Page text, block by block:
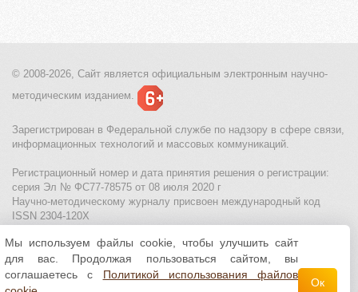
© 2008-2026, Сайт является официальным электронным научно-
методическим изданием.
Зарегистрирован в Федеральной службе по надзору в сфере связи,
информационных технологий и массовых коммуникаций.
Регистрационный номер и дата принятия решения о регистрации:
серия Эл № ФС77-78575 от 08 июля 2020 г
Научно-методическому журналу присвоен международный код
ISSN 2304-120X
МЦИТО|Школьные олимпиады и онлайн конкурсы для детей
Политика использования файлов cookie| Политика обработки и
защиты персональных данных
Мы используем файлы cookie, чтобы улучшить сайт
для вас. Продолжая пользоваться сайтом, вы
соглашаетесь с Политикой использования файлов
Ок